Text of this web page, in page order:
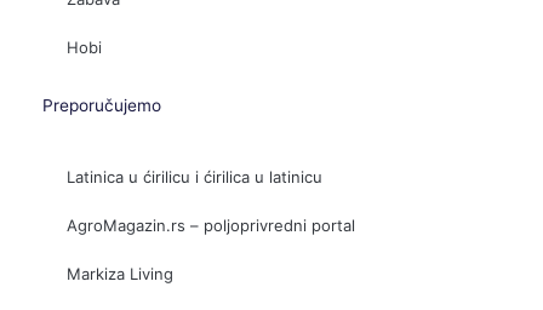
Hobi
Preporučujemo
Latinica u ćirilicu i ćirilica u latinicu
AgroMagazin.rs – poljoprivredni portal
Markiza Living